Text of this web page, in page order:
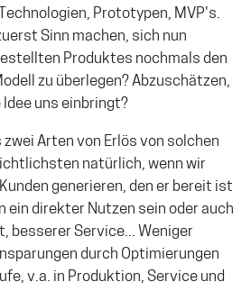
Prototypen, MVP's.
Sinn machen, sich nun
Produktes nochmals den
zu überlegen? Abzuschätzen,
uns einbringt?
Arten von Erlös von solchen
natürlich, wenn wir
generieren, den er bereit ist
ein direkter Nutzen sein oder auch
besserer Service... Weniger
durch Optimierungen
v.a. in Produktion, Service und